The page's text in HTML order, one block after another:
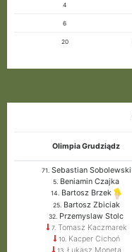
4
6
20
Olimpia Grudziądz
71. Sebastian Sobolewski
5. Beniamin Czajka
14. Bartosz Brzek
25.Bartosz Zbiciak
32. Przemyslaw Stolc
7.Tomasz Kaczmarek
10.Kacper Cichoń
13. Łukasz Moneta